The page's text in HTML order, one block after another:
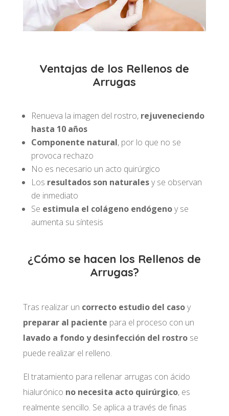
Ventajas de los Rellenos de
Arrugas
Renueva la imagen del rostro, rejuveneciendo
hasta 10 años
Componente natural, por lo que no se
provoca rechazo
No es necesario un acto quirúrgico
Los resultados son naturalesy se observan
de inmediato
Se estimula el colágeno endógenoy se
aumenta su síntesis
¿Cómo se hacen los Rellenos de
Arrugas?
Tras realizar un correcto estudio del casoy
preparar al paciente para el proceso con un
lavado a fondo y desinfección del rostrose
puede realizar el relleno.
El tratamiento para rellenar arrugas con ácido
hialurónico no necesita acto quirúrgico, es
realmente sencillo. Se aplica a través de finas